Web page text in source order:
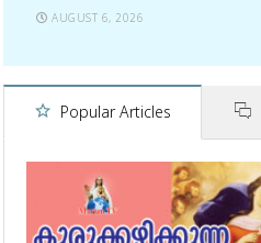
AUGUST 6, 2026
Popular Articles